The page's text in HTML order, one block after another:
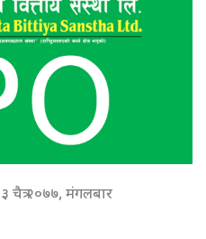
३ चैत्र २०७७, मंगलबार